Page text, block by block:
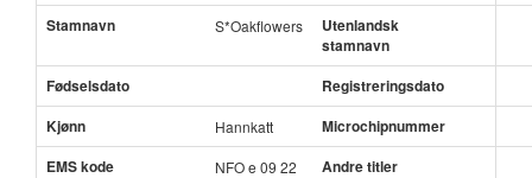
Stamnavn S*Oakflowers
Utenlandsk
stamnavn
Fødselsdato
Registreringsdato
Kjønn
Hannkatt
Microchipnummer
EMS kode
NFO e 09 22
Andre titler